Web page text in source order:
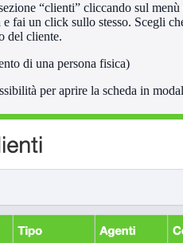
“clienti” cliccando sul
fai un click sullo stesso. Scegli
del cliente.
di una persona fisica)
per aprire la scheda in